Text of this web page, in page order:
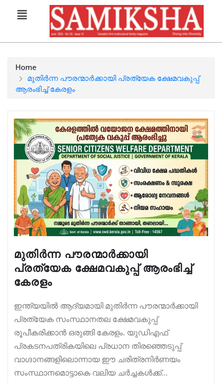
Home
മുതിർന്ന പൗരന്മാർക്കായി പ്രത്യേക ക്ഷേമവകുപ്പ്
ആരംഭിച്ച് കേരളം
മുതിർന്ന പൗരന്മാർക്കായി
പ്രത്യേക ക്ഷേമവകുപ്പ് ആരംഭിച്ച്
കേരളം
ഇന്ത്യയിൽ ആദ്യമായി മുതിർന്ന പൗരന്മാർക്കായി
പ്രത്യേക സംസ്ഥാനതല ക്ഷേമവകുപ്പ്
രൂപീകരിക്കാൻ ഒരുങ്ങി കേരളം. യുഡിഎഫ്
പ്രകടനപത്രികയിലെ പ്രധാന തിരഞ്ഞെടുപ്പ്
വാഗ്ദാനങ്ങളിലൊന്നായ ഈ ചരിത്രനിർണയം
സംസ്ഥാനമൊട്ടാകെ വലിയ ചർച്ചകൾക്ക്…